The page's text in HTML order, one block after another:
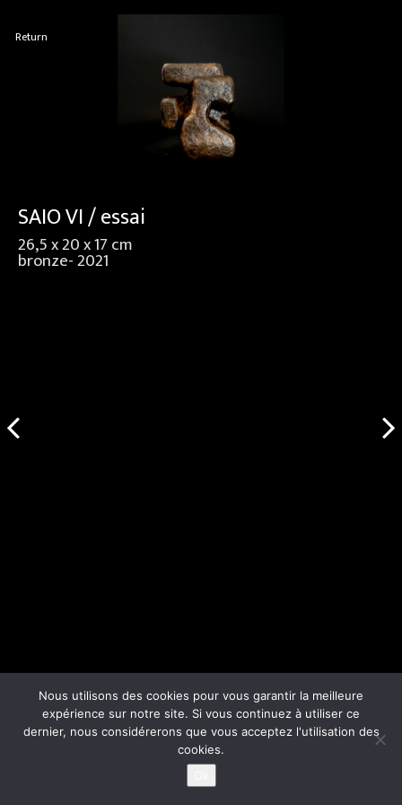
Return
SAIO VI / essai
26,5 x 20 x 17 cm
bronze- 2021
Nous utilisons des cookies pour vous garantir la meilleure
expérience sur notre site. Si vous continuez à utiliser ce
dernier, nous considérerons que vous acceptez l'utilisation des
cookies.